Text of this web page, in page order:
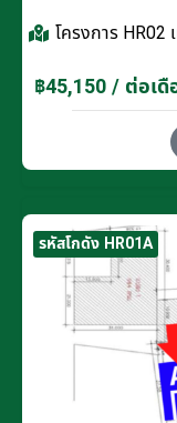
โครงการ HR02
฿45,150 / ต่อเดื
รหัสโกดัง HR01A